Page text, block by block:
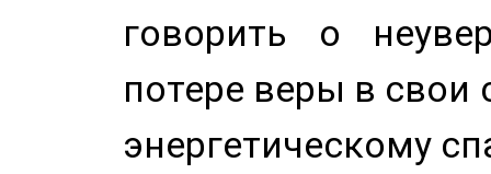
говорить о
потере веры в свои
энергетическому